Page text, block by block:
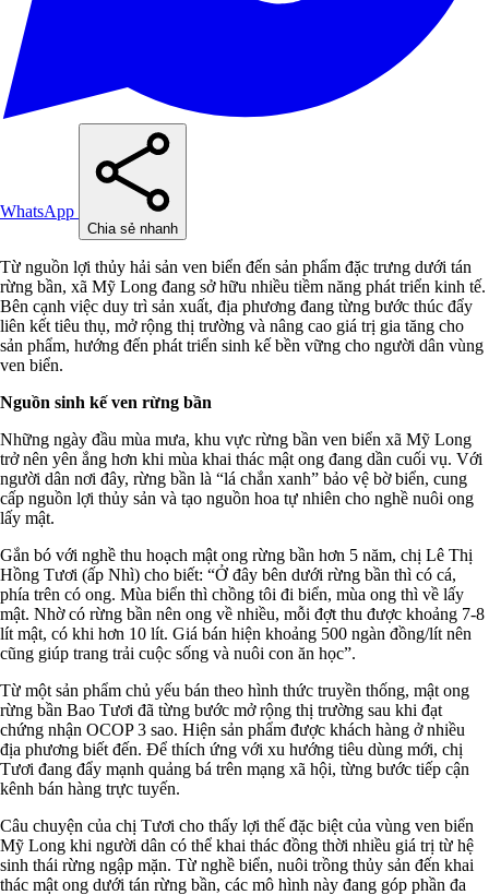
WhatsApp
Chia sẻ nhanh
Từ nguồn lợi thủy hải sản ven biển đến sản phẩm đặc trưng dưới tán
rừng bần, xã Mỹ Long đang sở hữu nhiều tiềm năng phát triển kinh tế.
Bên cạnh việc duy trì sản xuất, địa phương đang từng bước thúc đẩy
liên kết tiêu thụ, mở rộng thị trường và nâng cao giá trị gia tăng cho
sản phẩm, hướng đến phát triển sinh kế bền vững cho người dân vùng
ven biển.
Nguồn sinh kế ven rừng bần
Những ngày đầu mùa mưa, khu vực rừng bần ven biển xã Mỹ Long
trở nên yên ắng hơn khi mùa khai thác mật ong đang dần cuối vụ. Với
người dân nơi đây, rừng bần là “lá chắn xanh” bảo vệ bờ biển, cung
cấp nguồn lợi thủy sản và tạo nguồn hoa tự nhiên cho nghề nuôi ong
lấy mật.
Gắn bó với nghề thu hoạch mật ong rừng bần hơn 5 năm, chị Lê Thị
Hồng Tươi (ấp Nhì) cho biết: “Ở đây bên dưới rừng bần thì có cá,
phía trên có ong. Mùa biển thì chồng tôi đi biển, mùa ong thì về lấy
mật. Nhờ có rừng bần nên ong về nhiều, mỗi đợt thu được khoảng 7-8
lít mật, có khi hơn 10 lít. Giá bán hiện khoảng 500 ngàn đồng/lít nên
cũng giúp trang trải cuộc sống và nuôi con ăn học”.
Từ một sản phẩm chủ yếu bán theo hình thức truyền thống, mật ong
rừng bần Bao Tươi đã từng bước mở rộng thị trường sau khi đạt
chứng nhận OCOP 3 sao. Hiện sản phẩm được khách hàng ở nhiều
địa phương biết đến. Để thích ứng với xu hướng tiêu dùng mới, chị
Tươi đang đẩy mạnh quảng bá trên mạng xã hội, từng bước tiếp cận
kênh bán hàng trực tuyến.
Câu chuyện của chị Tươi cho thấy lợi thế đặc biệt của vùng ven biển
Mỹ Long khi người dân có thể khai thác đồng thời nhiều giá trị từ hệ
sinh thái rừng ngập mặn. Từ nghề biển, nuôi trồng thủy sản đến khai
thác mật ong dưới tán rừng bần, các mô hình này đang góp phần đa